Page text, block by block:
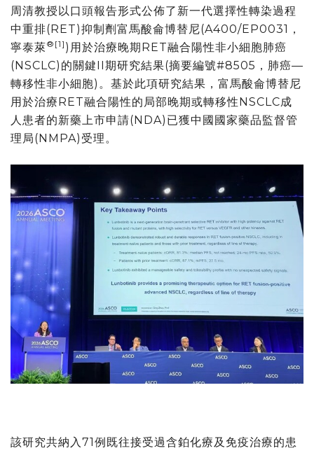
周清教授以口頭報告形式公佈了新一代選擇性轉染過程
中重排(RET)抑制劑富馬酸侖博替尼(A400/EP0031，
寧泰萊® [1] )用於治療晚期RET融合陽性非小細胞肺癌
(NSCLC)的關鍵II期研究結果(摘要編號#8505，肺癌—
轉移性非小細胞)。基於此項研究結果，富馬酸侖博替尼
用於治療RET融合陽性的局部晚期或轉移性NSCLC成
人患者的新藥上市申請(NDA)已獲中國國家藥品監督管
理局(NMPA)受理。
該研究共納入71例既往接受過含鉑化療及免疫治療的患